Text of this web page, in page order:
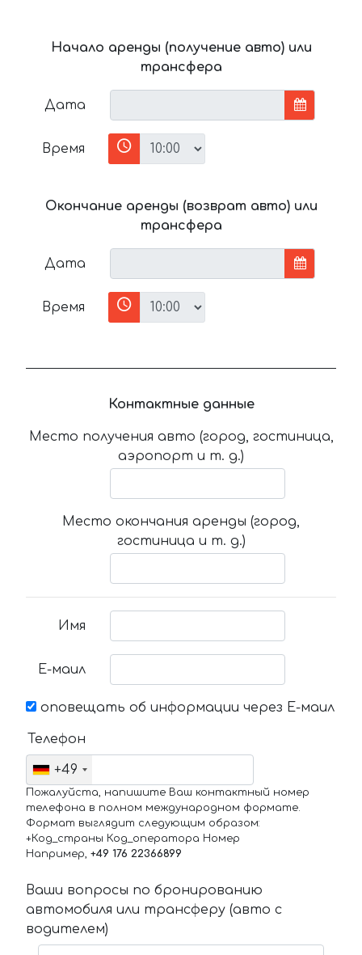
Начало аренды (получение авто) или
трансфера
Дата
Время
Окончание аренды (возврат авто) или
трансфера
Дата
Время
Контактные данные
Место получения авто (город, гостиница,
аэропорт и т. д.)
Место окончания аренды (город,
гостиница и т. д.)
Имя
Е-маил
оповещать об информации через Е-маил
Телефон
+49
Пожалуйста, напишите Ваш контактный номер
телефона в полном международном формате.
Формат выглядит следующим образом:
+Код_страны Код_оператора Номер
Например, +49 176 22366899
Ваши вопросы по бронированию
автомобиля или трансферу (авто с
водителем)